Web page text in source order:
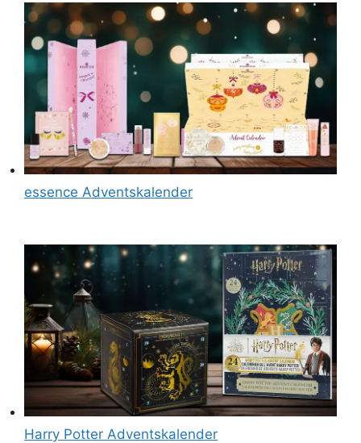
essence Adventskalender
Harry Potter Adventskalender